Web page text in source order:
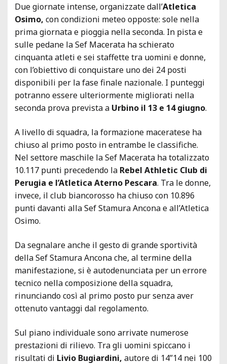
Due giornate intense, organizzate dall’Atletica
Osimo, con condizioni meteo opposte: sole nella
prima giornata e pioggia nella seconda. In pista e
sulle pedane la Sef Macerata ha schierato
cinquanta atleti e sei staffette tra uomini e donne,
con l’obiettivo di conquistare uno dei 24 posti
disponibili per la fase finale nazionale. I punteggi
potranno essere ulteriormente migliorati nella
seconda prova prevista a Urbino il 13 e 14 giugno.
A livello di squadra, la formazione maceratese ha
chiuso al primo posto in entrambe le classifiche.
Nel settore maschile la Sef Macerata ha totalizzato
10.117 punti precedendo la Rebel Athletic Club di
Perugia e l’Atletica Aterno Pescara. Tra le donne,
invece, il club biancorosso ha chiuso con 10.896
punti davanti alla Sef Stamura Ancona e all’Atletica
Osimo.
Da segnalare anche il gesto di grande sportività
della Sef Stamura Ancona che, al termine della
manifestazione, si è autodenunciata per un errore
tecnico nella composizione della squadra,
rinunciando così al primo posto pur senza aver
ottenuto vantaggi dal regolamento.
Sul piano individuale sono arrivate numerose
prestazioni di rilievo. Tra gli uomini spiccano i
risultati di Livio Bugiardini, autore di 14”14 nei 100